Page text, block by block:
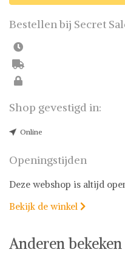
Bestellen bij Secret
Shop gevestigd in:
Online
Openingstijden
Deze webshop is altijd
Bekijk de winkel 
Anderen